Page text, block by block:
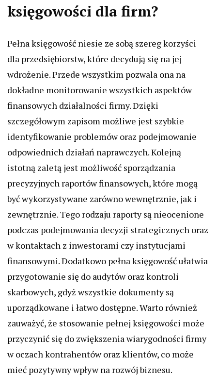
księgowości dla firm?
Pełna księgowość niesie ze sobą szereg korzyści
dla przedsiębiorstw, które decydują się na jej
wdrożenie. Przede wszystkim pozwala ona na
dokładne monitorowanie wszystkich aspektów
finansowych działalności firmy. Dzięki
szczegółowym zapisom możliwe jest szybkie
identyfikowanie problemów oraz podejmowanie
odpowiednich działań naprawczych. Kolejną
istotną zaletą jest możliwość sporządzania
precyzyjnych raportów finansowych, które mogą
być wykorzystywane zarówno wewnętrznie, jak i
zewnętrznie. Tego rodzaju raporty są nieocenione
podczas podejmowania decyzji strategicznych oraz
w kontaktach z inwestorami czy instytucjami
finansowymi. Dodatkowo pełna księgowość ułatwia
przygotowanie się do audytów oraz kontroli
skarbowych, gdyż wszystkie dokumenty są
uporządkowane i łatwo dostępne. Warto również
zauważyć, że stosowanie pełnej księgowości może
przyczynić się do zwiększenia wiarygodności firmy
w oczach kontrahentów oraz klientów, co może
mieć pozytywny wpływ na rozwój biznesu.